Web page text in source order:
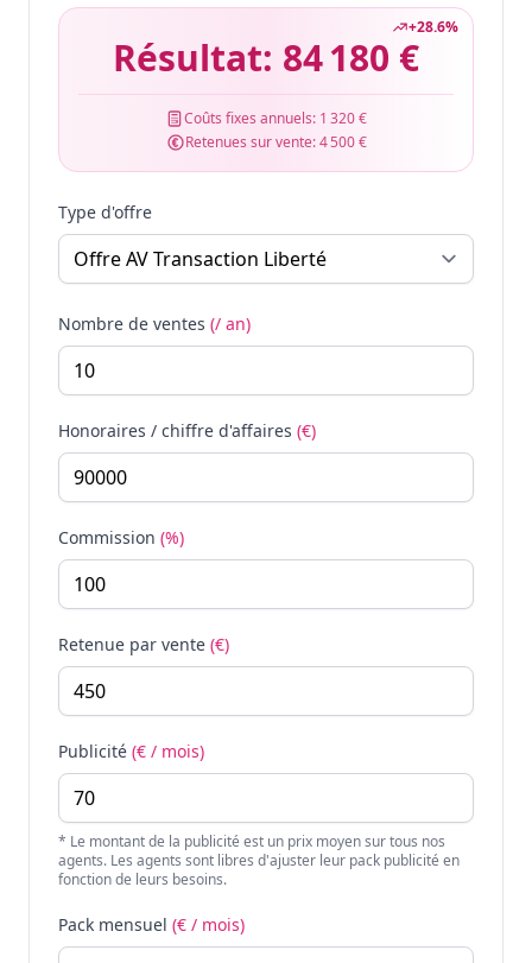
+28.6%
Résultat: 84 180 €
Coûts fixes annuels: 1 320 €
Retenues sur vente:4 500 €
Type d'offre
Nombre de ventes (/ an)
Honoraires / chiffre d'affaires (€)
Commission (%)
Retenue par vente (€)
Publicité (€ / mois)
* Le montant de la publicité est un prix moyen sur tous nos
agents. Les agents sont libres d'ajuster leur pack publicité en
fonction de leurs besoins.
Pack mensuel (€ / mois)